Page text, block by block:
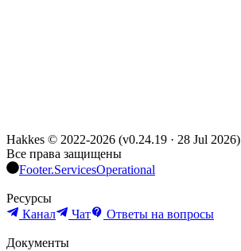
Hakkes © 2022-2026 (v0.24.19 · 28 Jul 2026)
Все права защищены
Footer.ServicesOperational
Ресурсы
Канал
Чат Ответы на вопросы
Документы